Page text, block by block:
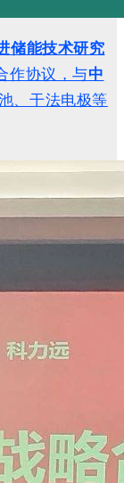
储能技术研究
作协议，与中
、干法电极等